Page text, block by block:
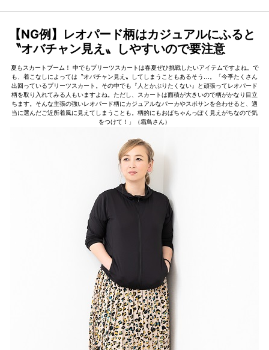
【NG例】レオパード柄はカジュアルにふると
〝オバチャン見え〟しやすいので要注意
夏もスカートブーム！ 中でもプリーツスカートは春夏ぜひ挑戦したいアイテムですよね。で
も、着こなしによっては〝オバチャン見え〟してしまうこともあるそう…。「今季たくさん
出回っているプリーツスカート。その中でも『人とかぶりたくない』と頑張ってレオパード
柄を取り入れてみる人もいますよね。ただし、スカートは面積が大きいので柄がかなり目立
ちます。そんな主張の強いレオパード柄にカジュアルなパーカやスポサンを合わせると、適
当に選んだご近所着風に見えてしまうことも。柄的にもおばちゃんっぽく見えがちなので気
をつけて！」（霜鳥さん）